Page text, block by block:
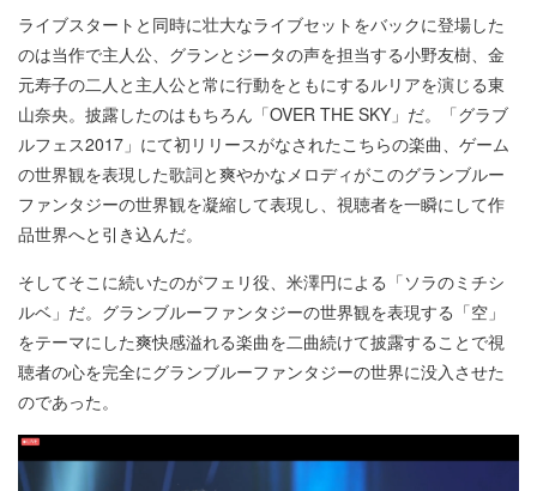
ライブスタートと同時に壮大なライブセットをバックに登場した
のは当作で主人公、グランとジータの声を担当する小野友樹、金
元寿子の二人と主人公と常に行動をともにするルリアを演じる東
山奈央。披露したのはもちろん「OVER THE SKY」だ。「グラブ
ルフェス2017」にて初リリースがなされたこちらの楽曲、ゲーム
の世界観を表現した歌詞と爽やかなメロディがこのグランブルー
ファンタジーの世界観を凝縮して表現し、視聴者を一瞬にして作
品世界へと引き込んだ。
そしてそこに続いたのがフェリ役、米澤円による「ソラのミチシ
ルベ」だ。グランブルーファンタジーの世界観を表現する「空」
をテーマにした爽快感溢れる楽曲を二曲続けて披露することで視
聴者の心を完全にグランブルーファンタジーの世界に没入させた
のであった。